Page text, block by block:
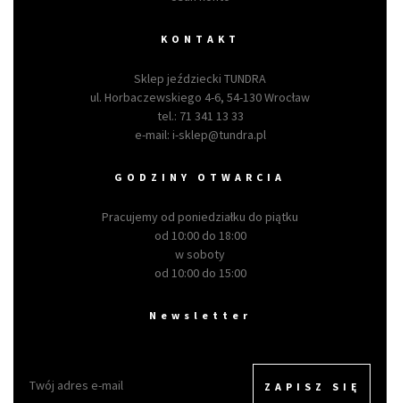
KONTAKT
Sklep jeździecki TUNDRA
ul. Horbaczewskiego 4-6, 54-130 Wrocław
tel.: 71 341 13 33
e-mail: i-sklep@tundra.pl
GODZINY OTWARCIA
Pracujemy od poniedziałku do piątku
od 10:00 do 18:00
w soboty
od 10:00 do 15:00
Newsletter
ZAPISZ SIĘ